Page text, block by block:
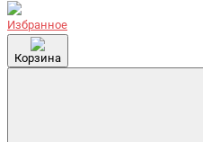
Избранное
Корзина